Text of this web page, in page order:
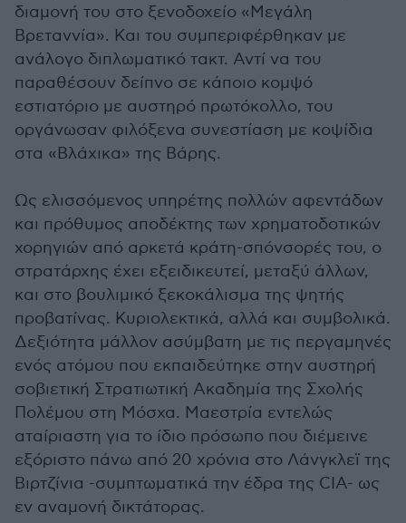
διαμονή του στο ξενοδοχείο «Μεγάλη
Βρεταννία». Και του συμπεριφέρθηκαν με
ανάλογο διπλωματικό τακτ. Αντί να του
παραθέσουν δείπνο σε κάποιο κομψό
εστιατόριο με αυστηρό πρωτόκολλο, του
οργάνωσαν φιλόξενα συνεστίαση με κοψίδια
στα «Βλάχικα» της Βάρης.
Ως ελισσόμενος υπηρέτης πολλών αφεντάδων
και πρόθυμος αποδέκτης των χρηματοδοτικών
χορηγιών από αρκετά κράτη-σπόνσορές του, ο
στρατάρχης έχει εξειδικευτεί, μεταξύ άλλων,
και στο βουλιμικό ξεκοκάλισμα της ψητής
προβατίνας. Κυριολεκτικά, αλλά και συμβολικά.
Δεξιότητα μάλλον ασύμβατη με τις περγαμηνές
ενός ατόμου που εκπαιδεύτηκε στην αυστηρή
σοβιετική Στρατιωτική Ακαδημία της Σχολής
Πολέμου στη Μόσχα. Μαεστρία εντελώς
αταίριαστη για το ίδιο πρόσωπο που διέμεινε
εξόριστο πάνω από 20 χρόνια στο Λάνγκλεϊ της
Βιρτζίνια -συμπτωματικά την έδρα της CIA- ως
εν αναμονή δικτάτορας.